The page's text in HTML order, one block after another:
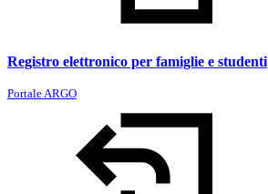
Registro elettronico per famiglie e studenti
Portale ARGO